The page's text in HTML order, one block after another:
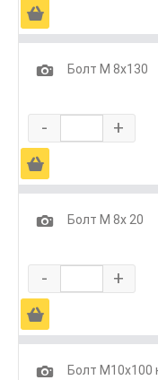
Ä
1
Болт М 8х130
- +
Ä
1
Болт М 8х 20
- +
Ä
1 Болт М10х100